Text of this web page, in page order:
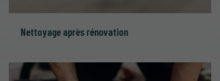
Nettoyage après rénovation